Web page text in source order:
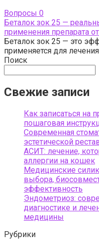
Вопросы 0
Беталок зок 25 —
применения препарата
Беталок зок 25 — это
применяется для
Поиск
Свежие записи
Как записаться на
пошаговая
Современная
эстетической
АСИТ: лечение,
аллергии на кошек
Медицинские
выбора,
эффективность
Эндометриоз:
диагностике и
медицины
Рубрики